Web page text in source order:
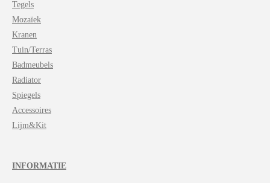
Tegels
Mozaïek
Kranen
Tuin/Terras
Badmeubels
Radiator
Spiegels
Accessoires
Lijm&Kit
INFORMATIE